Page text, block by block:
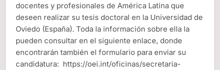
docentes y profesionales de América Latina que
deseen realizar su tesis doctoral en la Universidad de
Oviedo (España). Toda la información sobre ella la
pueden consultar en el siguiente enlace, donde
encontrarán también el formulario para enviar su
candidatura: https://oei.int/oficinas/secretaria-